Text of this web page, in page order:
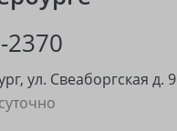
2370
, ул. Свеаборгская д. 9